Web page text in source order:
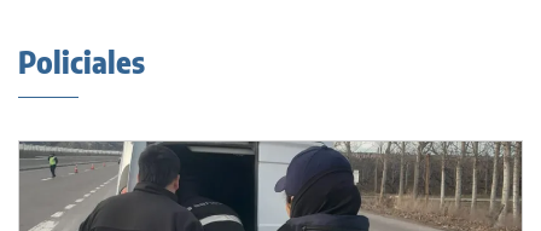
Policiales